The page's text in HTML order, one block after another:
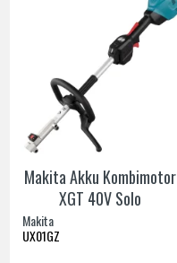
Makita Akku Kombimotor
XGT 40V Solo
Makita
UX01GZ